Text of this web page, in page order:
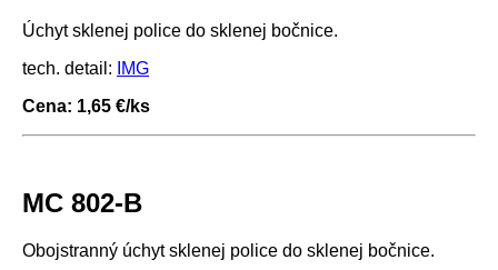
Úchyt sklenej police do sklenej bočnice.
tech. detail:
IMG
Cena: 1,65 €/ks
MC 802-B
Obojstranný úchyt sklenej police do sklenej bočnice.